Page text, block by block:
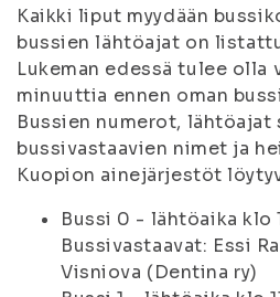
Kaikki liput myydään
bussien lähtöajat on
Lukeman edessä tulee olla
minuuttia ennen oman
Bussien numerot, lähtöajat
bussivastaavien nimet ja
Kuopion ainejärjestöt
Bussi 0 - lähtöaika klo
Bussivastaavat: Essi
Visniova (Dentina ry)